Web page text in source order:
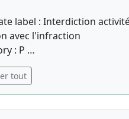
label : Interdiction
avec l'infraction
: P …
tout